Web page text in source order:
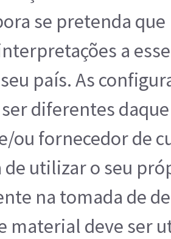
se pretenda
a
país. As
ser diferentes
ou fornecedor de
de utilizar o seu
na tomada de
material deve ser